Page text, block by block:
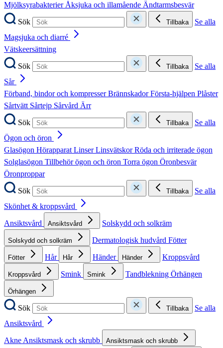
MjölksyrabakterierÅksjuka och illamående Ändtarmsbesvär
Sök
Tillbaka
Se alla
Magsjuka och diarré
Vätskeersättning
Sök
Tillbaka
Se alla
Sår
Förband, bindor och kompresserBrännskadorFörsta-hjälpen Plåster
Sårtvätt Sårtejp Sårvård Ärr
Sök
Tillbaka
Se alla
Ögon och öron
Glasögon HörapparatLinserLinsvätskorRöda och irriterade ögon
Solglasögon Tillbehör ögon och öron Torra ögon Öronbesvär
Öronproppar
Sök
Tillbaka
Se alla
Skönhet & kroppsvård
Ansiktsvård
Ansiktsvård Solskydd och solkräm
Solskydd och solkräm Dermatologisk hudvård Fötter
Fötter Hår Hår Händer Händer Kroppsvård
Kroppsvård Smink Smink Tandblekning Örhängen
Örhängen
Sök Tillbaka
Se alla
Ansiktsvård
AkneAnsiktsmask och skrubb Ansiktsmask och skrubb